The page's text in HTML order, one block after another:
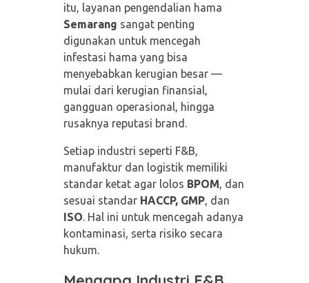
itu, layanan pengendalian hama
Semarang sangat penting
digunakan untuk mencegah
infestasi hama yang bisa
menyebabkan kerugian besar —
mulai dari kerugian finansial,
gangguan operasional, hingga
rusaknya reputasi brand.
Setiap industri seperti F&B,
manufaktur dan logistik memiliki
standar ketat agar lolos BPOM, dan
sesuai standar HACCP, GMP, dan
ISO. Hal ini untuk mencegah adanya
kontaminasi, serta risiko secara
hukum.